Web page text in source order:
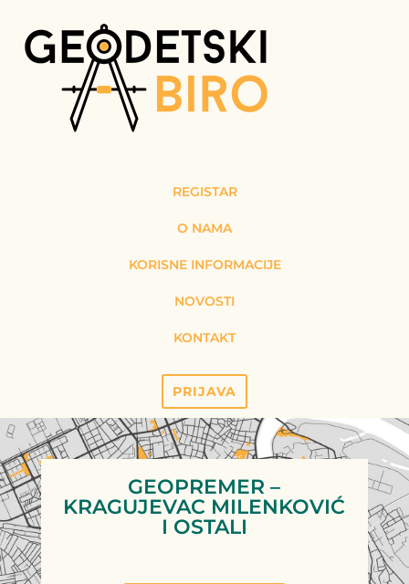
REGISTAR
O NAMA
KORISNE INFORMACIJE
NOVOSTI
KONTAKT
PRIJAVA
GEOPREMER –
KRAGUJEVAC MILENKOVIĆ
I OSTALI